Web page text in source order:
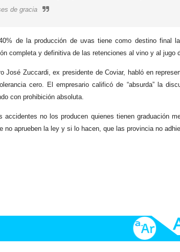
de gracia
de la producción de uvas tiene como destino final
completa y definitiva de las retenciones al vino y al jugo
José Zuccardi, ex presidente de Coviar, habló en
cero. El empresario calificó de “absurda” la
con prohibición absoluta.
accidentes no los producen quienes tienen graduación
no aprueben la ley y si lo hacen, que las provincia no